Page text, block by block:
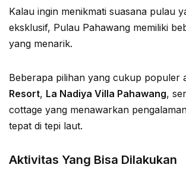
Kalau ingin menikmati suasana pulau
eksklusif, Pulau Pahawang memiliki
yang menarik.
Beberapa pilihan yang cukup populer
Resort, La Nadiya Villa Pahawang,
cottage yang menawarkan
tepat di tepi laut.
Aktivitas Yang Bisa Dilakukan